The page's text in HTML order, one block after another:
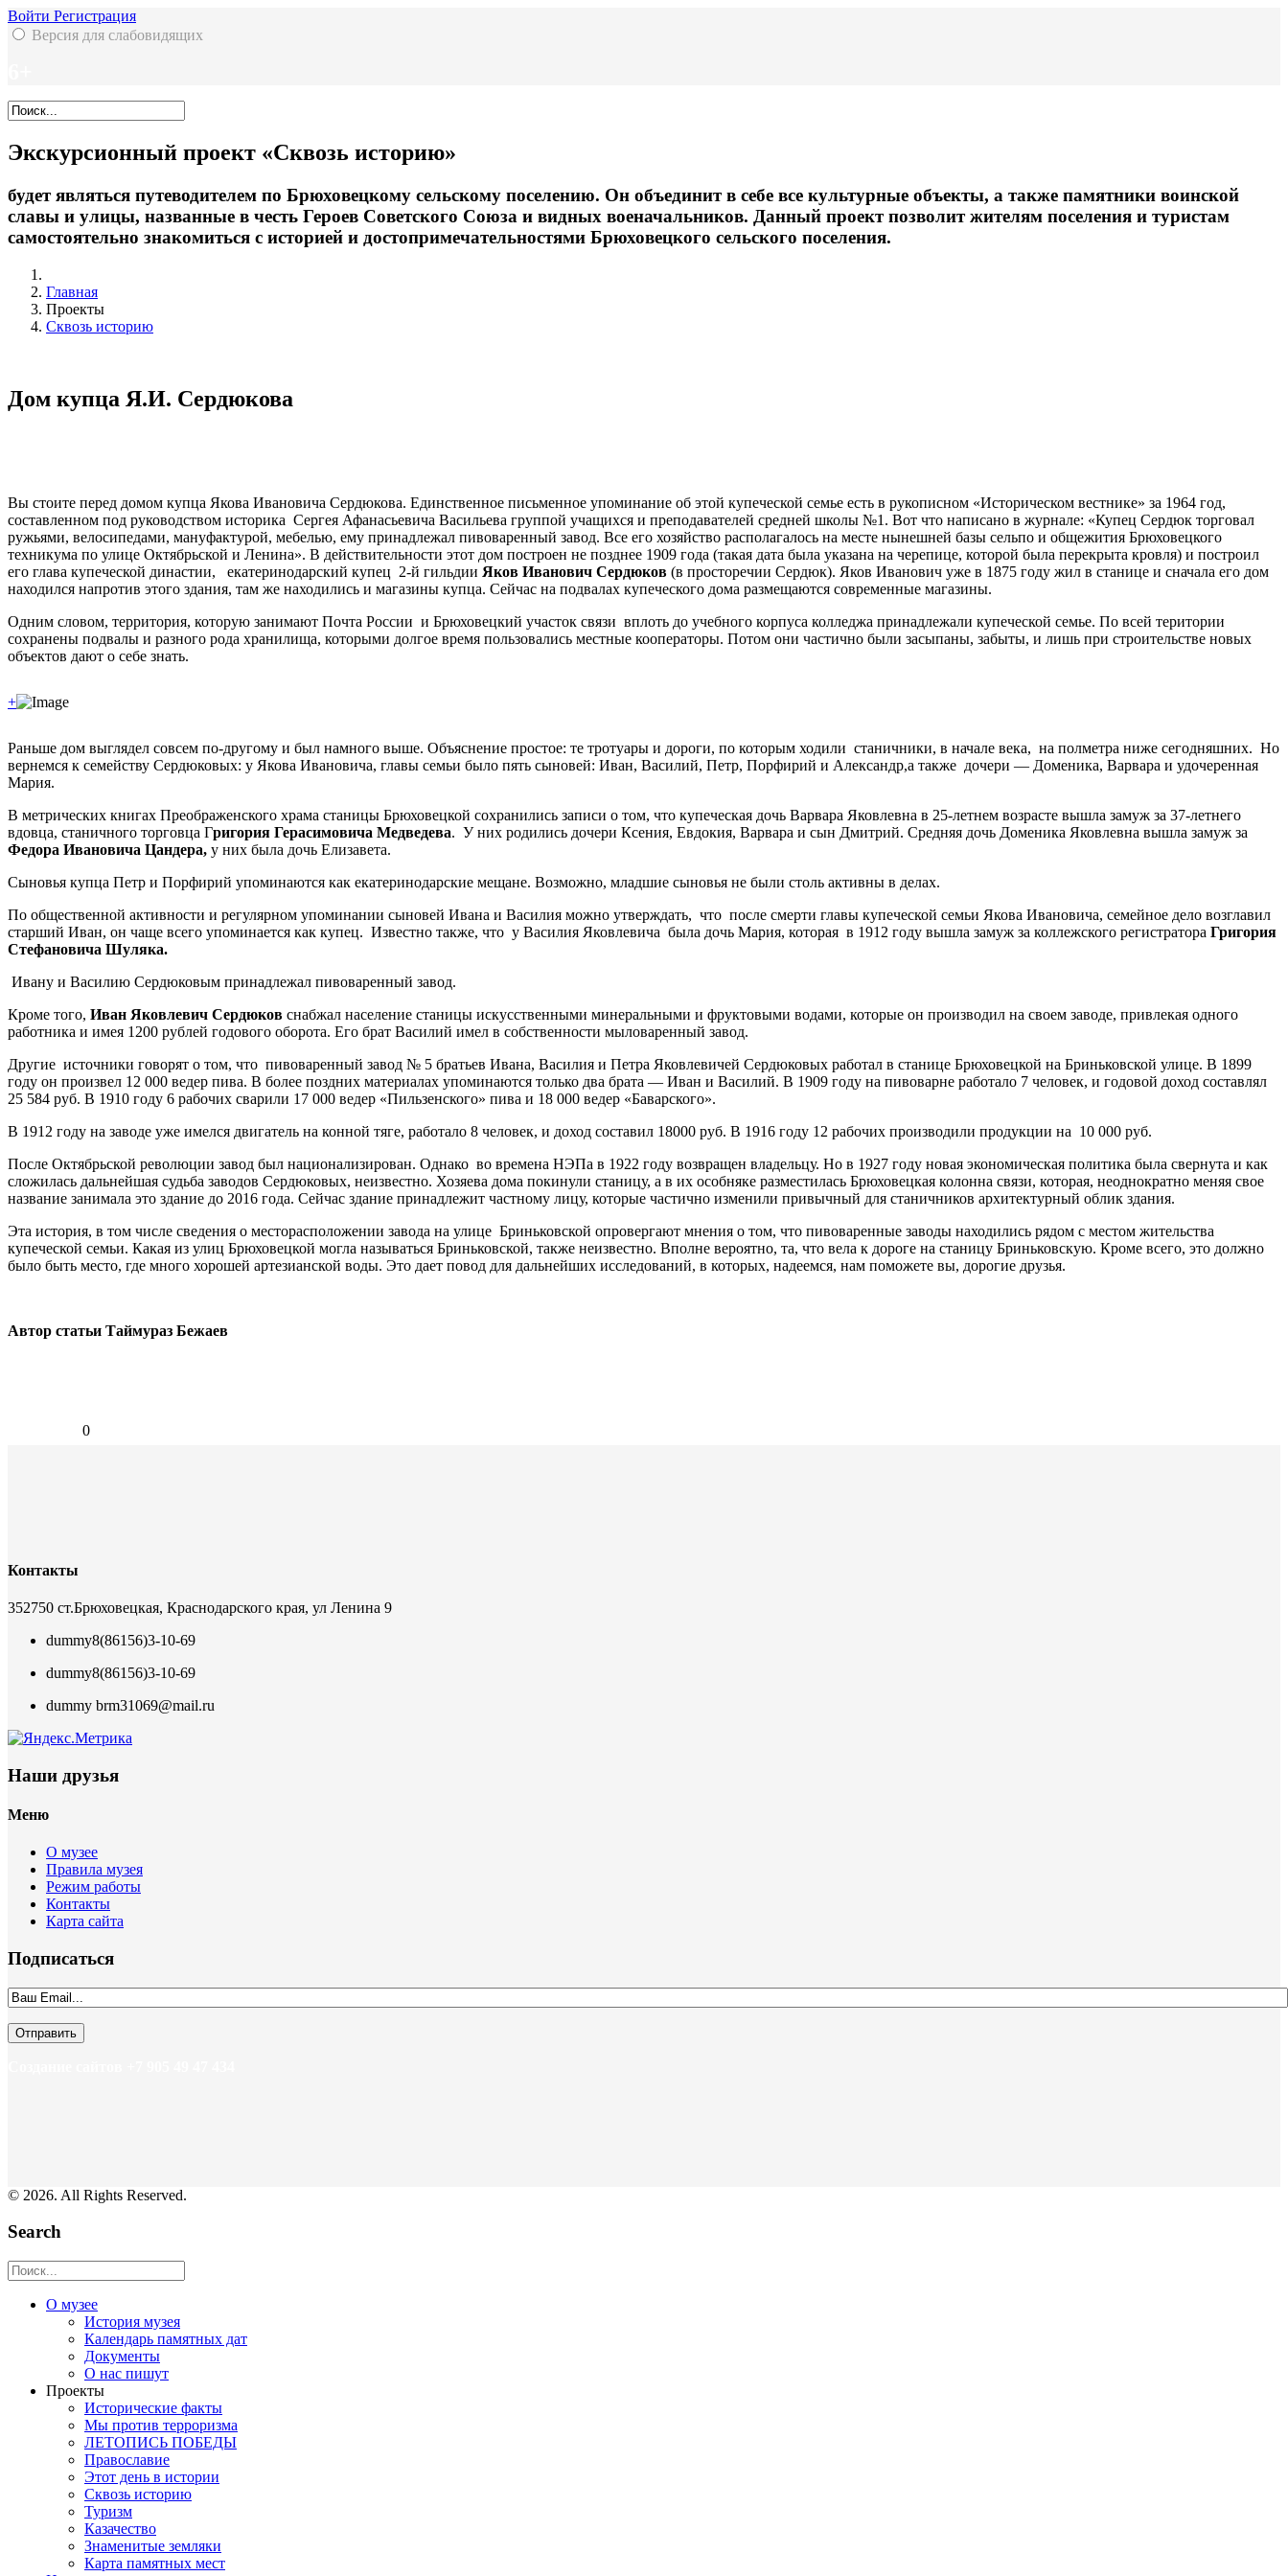
Войти Регистрация
Версия для слабовидящих
Экскурсионный проект «Сквозь историю»
будет являться путеводителем по Брюховецкому сельскому поселению. Он объединит в себе все культурные объекты, а также памятники воинской
славы и улицы, названные в честь Героев Советского Союза и видных военачальников. Данный проект позволит жителям поселения и туристам
самостоятельно знакомиться с историей и достопримечательностями Брюховецкого сельского поселения.
Главная
Проекты
Сквозь историю
Дом купца Я.И. Сердюкова
Вы стоите перед домом купца Якова Ивановича Сердюкова. Единственное письменное упоминание об этой купеческой семье есть в рукописном «Историческом вестнике» за 1964 год,
составленном под руководством историка Сергея Афанасьевича Васильева группой учащихся и преподавателей средней школы №1. Вот что написано в журнале: «Купец Сердюк торговал
ружьями, велосипедами, мануфактурой, мебелью, ему принадлежал пивоваренный завод. Все его хозяйство располагалось на месте нынешней базы сельпо и общежития Брюховецкого
техникума по улице Октябрьской и Ленина». В действительности этот дом построен не позднее 1909 года (такая дата была указана на черепице, которой была перекрыта кровля) и построил
его глава купеческой династии, екатеринодарский купец 2-й гильдии Яков Иванович Сердюков (в просторечии Сердюк). Яков Иванович уже в 1875 году жил в станице и сначала его дом
находился напротив этого здания, там же находились и магазины купца. Сейчас на подвалах купеческого дома размещаются современные магазины.
Одним словом, территория, которую занимают Почта России и Брюховецкий участок связи вплоть до учебного корпуса колледжа принадлежали купеческой семье. По всей територии
сохранены подвалы и разного рода хранилища, которыми долгое время пользовались местные кооператоры. Потом они частично были засыпаны, забыты, и лишь при строительстве новых
объектов дают о себе знать.
+
Раньше дом выглядел совсем по-другому и был намного выше. Объяснение простое: те тротуары и дороги, по которым ходили станичники, в начале века, на полметра ниже сегодняшних. Но
вернемся к семейству Сердюковых: у Якова Ивановича, главы семьи было пять сыновей: Иван, Василий, Петр, Порфирий и Александр,а также дочери — Доменика, Варвара и удочеренная
Мария.
В метрических книгах Преображенского храма станицы Брюховецкой сохранились записи о том, что купеческая дочь Варвара Яковлевна в 25-летнем возрасте вышла замуж за 37-летнего
вдовца, станичного торговца Григория Герасимовича Медведева. У них родились дочери Ксения, Евдокия, Варвара и сын Дмитрий. Средняя дочь Доменика Яковлевна вышла замуж за
Федора Ивановича Цандера, у них была дочь Елизавета.
Сыновья купца Петр и Порфирий упоминаются как екатеринодарские мещане. Возможно, младшие сыновья не были столь активны в делах.
По общественной активности и регулярном упоминании сыновей Ивана и Василия можно утверждать, что после смерти главы купеческой семьи Якова Ивановича, семейное дело возглавил
старший Иван, он чаще всего упоминается как купец. Известно также, что у Василия Яковлевича была дочь Мария, которая в 1912 году вышла замуж за коллежского регистратора Григория
Стефановича Шуляка.
Ивану и Василию Сердюковым принадлежал пивоваренный завод.
Кроме того, Иван Яковлевич Сердюков снабжал население станицы искусственными минеральными и фруктовыми водами, которые он производил на своем заводе, привлекая одного
работника и имея 1200 рублей годового оборота. Его брат Василий имел в собственности мыловаренный завод.
Другие источники говорят о том, что пивоваренный завод № 5 братьев Ивана, Василия и Петра Яковлевичей Сердюковых работал в станице Брюховецкой на Бриньковской улице. В 1899
году он произвел 12 000 ведер пива. В более поздних материалах упоминаются только два брата — Иван и Василий. В 1909 году на пивоварне работало 7 человек, и годовой доход составлял
25 584 руб. В 1910 году 6 рабочих сварили 17 000 ведер «Пильзенского» пива и 18 000 ведер «Баварского».
В 1912 году на заводе уже имелся двигатель на конной тяге, работало 8 человек, и доход составил 18000 руб. В 1916 году 12 рабочих производили продукции на 10 000 руб.
После Октябрьской революции завод был национализирован. Однако во времена НЭПа в 1922 году возвращен владельцу. Но в 1927 году новая экономическая политика была свернута и как
сложилась дальнейшая судьба заводов Сердюковых, неизвестно. Хозяева дома покинули станицу, а в их особняке разместилась Брюховецкая колонна связи, которая, неоднократно меняя свое
название занимала это здание до 2016 года. Сейчас здание принадлежит частному лицу, которые частично изменили привычный для станичников архитектурный облик здания.
Эта история, в том числе сведения о месторасположении завода на улице Бриньковской опровергают мнения о том, что пивоваренные заводы находились рядом с местом жительства
купеческой семьи. Какая из улиц Брюховецкой могла называться Бриньковской, также неизвестно. Вполне вероятно, та, что вела к дороге на станицу Бриньковскую. Кроме всего, это должно
было быть место, где много хорошей артезианской воды. Это дает повод для дальнейших исследований, в которых, надеемся, нам поможете вы, дорогие друзья.
Автор статьи Таймураз Бежаев
0
Контакты
352750 ст.Брюховецкая, Краснодарского края, ул Ленина 9
dummy8(86156)3-10-69
dummy8(86156)3-10-69
dummy brm31069@mail.ru
Наши друзья
Меню
О музее
Правила музея
Режим работы
Контакты
Карта сайта
Подписаться
© 2026. All Rights Reserved.
Search
О музее
История музея
Календарь памятных дат
Документы
О нас пишут
Проекты
Исторические факты
Мы против терроризма
ЛЕТОПИСЬ ПОБЕДЫ
Православие
Этот день в истории
Сквозь историю
Туризм
Казачество
Знаменитые земляки
Карта памятных мест